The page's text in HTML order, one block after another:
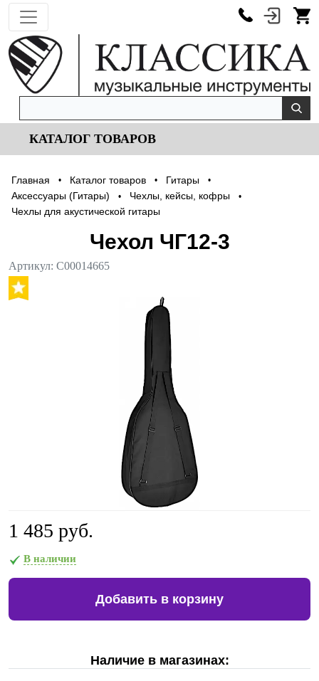
КАТАЛОГ ТОВАРОВ
Главная • Каталог товаров • Гитары •
Аксессуары (Гитары) • Чехлы, кейсы, кофры •
Чехлы для акустической гитары
Чехол ЧГ12-3
Артикул: С00014665
1 485 руб.
В наличии
Добавить в корзину
Наличие в магазинах: